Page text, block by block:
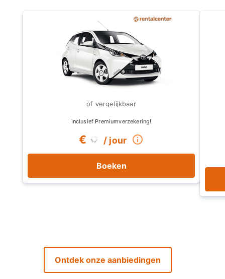
van Kreta's kust- en binnenlandse schatten, wat de
algehele reiservaring verrijkt.
€ / jour
Boeken
Ontdek onze aanbiedingen